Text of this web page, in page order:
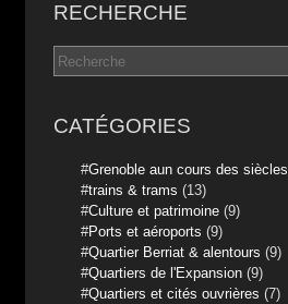
RECHERCHE
CATÉGORIES
Grenoble aun cours des siècles
trains & trams (13)
Culture et patrimoine (9)
Ports et aéroports (9)
Quartier Berriat & alentours (9)
Quartiers de l'Expansion (9)
Quartiers et cités ouvrières (7)